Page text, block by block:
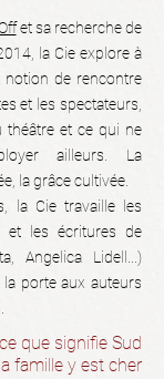
et sa recherche de
la Cie explore à
notion de rencontre
et les spectateurs,
théâtre et ce qui ne
ailleurs. La
la grâce cultivée.
la Cie travaille les
et les écritures de
Angelica Lidell...)
porte aux auteurs
que signifie Sud
famille y est cher